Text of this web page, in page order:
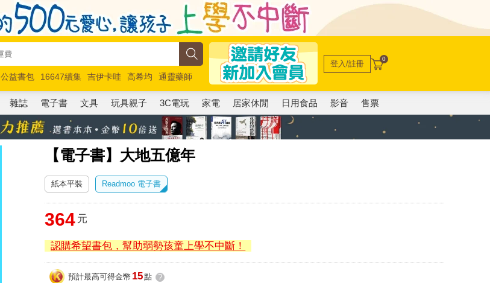
公益書包 16647續集 吉伊卡哇 高希均
通靈藥師
馬斯克 玩具總動員5 超慢跑
登入/註冊 0
雜誌 電子書 文具 玩具親子 3C電玩 家電 居家休閒 日用食品 影音 售票
【電子書】大地五億年
紙本平裝 Readmoo 電子書
364 元
認購希望書包，幫助弱勢孩童上學不中斷！
預計最高可得金幣 15點 ?